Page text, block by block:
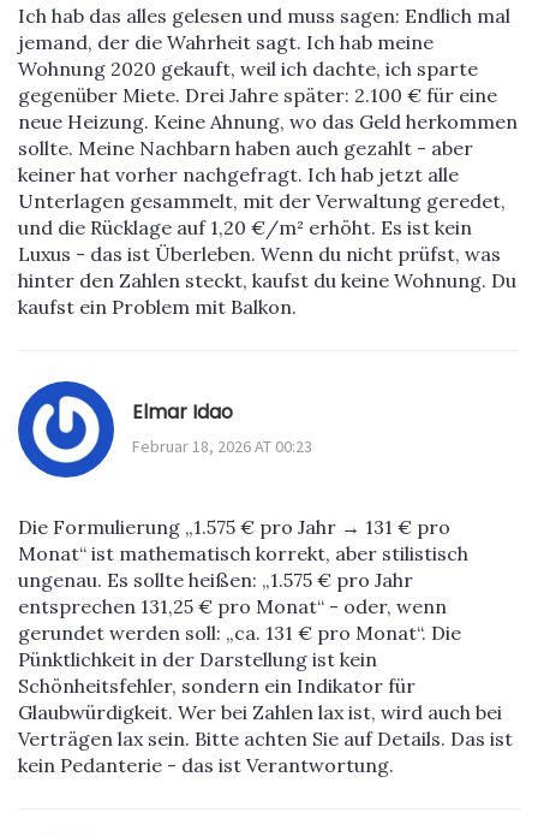
Ich hab das alles gelesen und muss sagen: Endlich mal
jemand, der die Wahrheit sagt. Ich hab meine
Wohnung 2020 gekauft, weil ich dachte, ich sparte
gegenüber Miete. Drei Jahre später: 2.100 € für eine
neue Heizung. Keine Ahnung, wo das Geld herkommen
sollte. Meine Nachbarn haben auch gezahlt - aber
keiner hat vorher nachgefragt. Ich hab jetzt alle
Unterlagen gesammelt, mit der Verwaltung geredet,
und die Rücklage auf 1,20 €/m² erhöht. Es ist kein
Luxus - das ist Überleben. Wenn du nicht prüfst, was
hinter den Zahlen steckt, kaufst du keine Wohnung. Du
kaufst ein Problem mit Balkon.
Elmar Idao
Februar 18, 2026 AT 00:23
Die Formulierung „1.575 € pro Jahr → 131 € pro
Monat“ ist mathematisch korrekt, aber stilistisch
ungenau. Es sollte heißen: „1.575 € pro Jahr
entsprechen 131,25 € pro Monat“ - oder, wenn
gerundet werden soll: „ca. 131 € pro Monat“. Die
Pünktlichkeit in der Darstellung ist kein
Schönheitsfehler, sondern ein Indikator für
Glaubwürdigkeit. Wer bei Zahlen lax ist, wird auch bei
Verträgen lax sein. Bitte achten Sie auf Details. Das ist
kein Pedanterie - das ist Verantwortung.